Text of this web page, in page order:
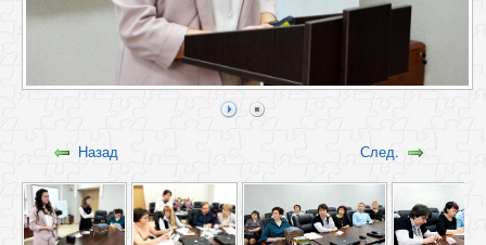
Назад След.